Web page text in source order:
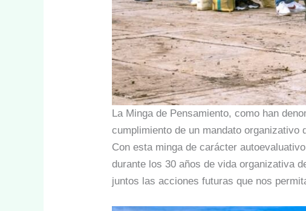
La Minga de Pensamiento, como han
cumplimiento de un mandato
Con esta minga de carácter
durante los 30 años de vida organizativa
juntos las acciones futuras que nos